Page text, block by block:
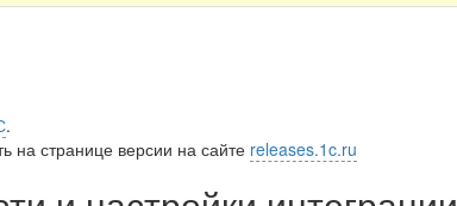
.
на странице версии на сайте releases.1c.ru